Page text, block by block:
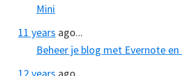
Mini
11 years ago...
Beheer je blog met Evernote en